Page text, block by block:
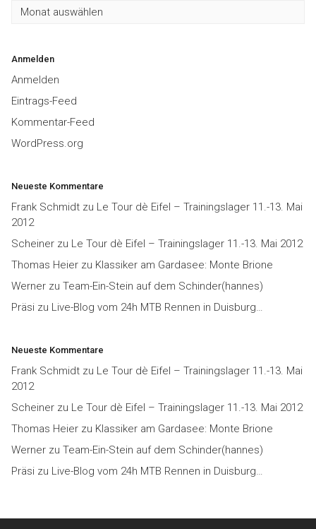
Archiv
Anmelden
Anmelden
Eintrags-Feed
Kommentar-Feed
WordPress.org
Neueste Kommentare
Frank Schmidt zu Le Tour dè Eifel – Trainingslager 11.-13. Mai
2012
Scheiner zu Le Tour dè Eifel – Trainingslager 11.-13. Mai 2012
Thomas Heier zu Klassiker am Gardasee: Monte Brione
Werner zu Team-Ein-Stein auf dem Schinder(hannes)
Präsi zu Live-Blog vom 24h MTB Rennen in Duisburg…
Neueste Kommentare
Frank Schmidt zu Le Tour dè Eifel – Trainingslager 11.-13. Mai
2012
Scheiner zu Le Tour dè Eifel – Trainingslager 11.-13. Mai 2012
Thomas Heier zu Klassiker am Gardasee: Monte Brione
Werner zu Team-Ein-Stein auf dem Schinder(hannes)
Präsi zu Live-Blog vom 24h MTB Rennen in Duisburg…